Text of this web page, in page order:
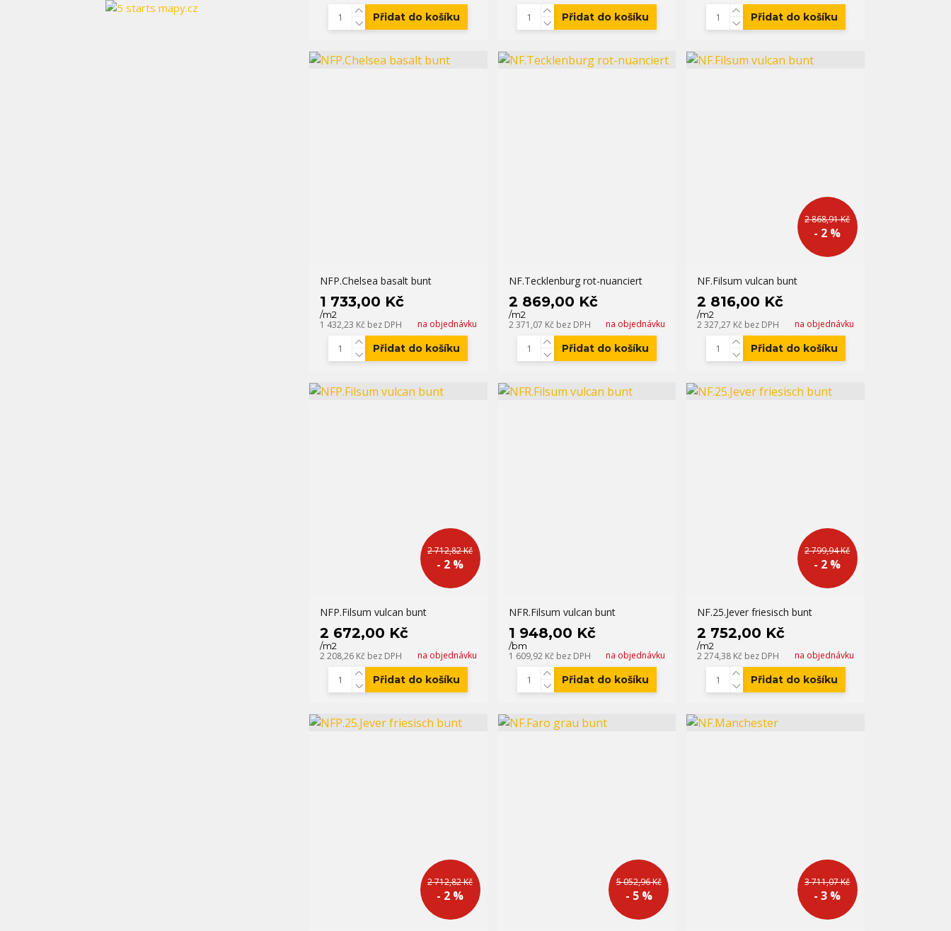
Přidat do košíku Přidat do košíku Přidat do košíku
NFP.Chelsea basalt bunt
1 733,00 Kč
/m2
1 432,23 Kč bez DPH na objednávku
Přidat do košíku
NF.Tecklenburg rot-nuanciert
2 869,00 Kč
/m2
2 371,07 Kč bez DPH na objednávku
Přidat do košíku
2 868,91 Kč
- 2 %
NF.Filsum vulcan bunt
2 816,00 Kč
/m2
2 327,27 Kč bez DPH na objednávku
Přidat do košíku
2 712,82 Kč
- 2 %
NFP.Filsum vulcan bunt
2 672,00 Kč
/m2
2 208,26 Kč bez DPH na objednávku
Přidat do košíku
NFR.Filsum vulcan bunt
1 948,00 Kč
/bm
1 609,92 Kč bez DPH na objednávku
Přidat do košíku
2 799,94 Kč
- 2 %
NF.25.Jever friesisch bunt
2 752,00 Kč
/m2
2 274,38 Kč bez DPH na objednávku
Přidat do košíku
2 712,82 Kč
- 2 %
5 052,96 Kč
- 5 %
3 711,07 Kč
- 3 %